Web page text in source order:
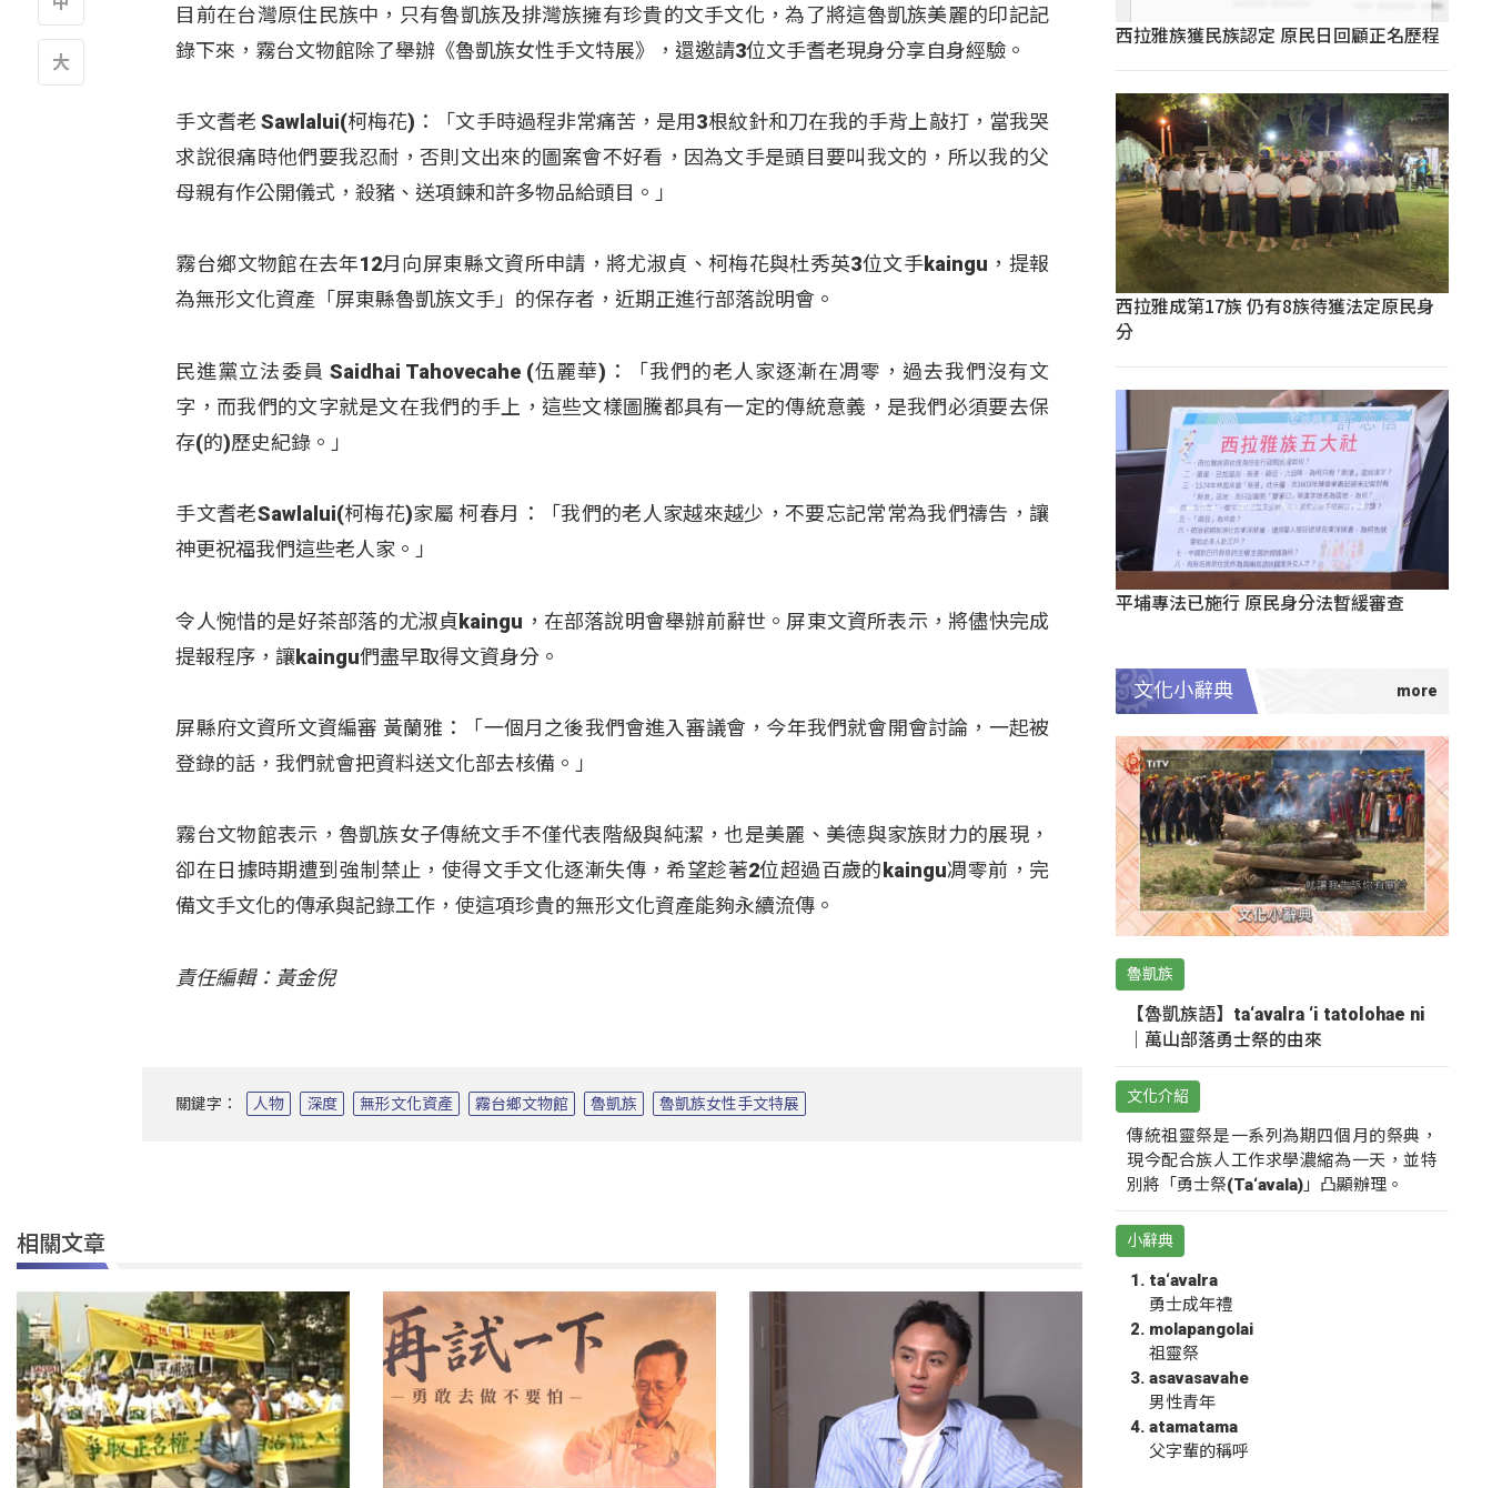
目前在台灣原住民族中，只有魯凱族及排灣族擁有珍貴的文手文化，為了將這魯凱族美麗的印記記
錄下來，霧台文物館除了舉辦《魯凱族女性手文特展》，還邀請3位文手耆老現身分享自身經驗。
手文耆老 Sawlalui(柯梅花)：「文手時過程非常痛苦，是用3根紋針和刀在我的手背上敲打，當我哭
求說很痛時他們要我忍耐，否則文出來的圖案會不好看，因為文手是頭目要叫我文的，所以我的父
母親有作公開儀式，殺豬、送項鍊和許多物品給頭目。」
霧台鄉文物館在去年12月向屏東縣文資所申請，將尤淑貞、柯梅花與杜秀英3位文手kaingu，提報
為無形文化資產「屏東縣魯凱族文手」的保存者，近期正進行部落說明會。
民進黨立法委員 Saidhai Tahovecahe (伍麗華)：「我們的老人家逐漸在凋零，過去我們沒有文
字，而我們的文字就是文在我們的手上，這些文樣圖騰都具有一定的傳統意義，是我們必須要去保
存(的)歷史紀錄。」
手文耆老Sawlalui(柯梅花)家屬 柯春月：「我們的老人家越來越少，不要忘記常常為我們禱告，讓
神更祝福我們這些老人家。」
令人惋惜的是好茶部落的尤淑貞kaingu，在部落說明會舉辦前辭世。屏東文資所表示，將儘快完成
提報程序，讓kaingu們盡早取得文資身分。
屏縣府文資所文資編審 黃蘭雅：「一個月之後我們會進入審議會，今年我們就會開會討論，一起被
登錄的話，我們就會把資料送文化部去核備。」
霧台文物館表示，魯凱族女子傳統文手不僅代表階級與純潔，也是美麗、美德與家族財力的展現，
卻在日據時期遭到強制禁止，使得文手文化逐漸失傳，希望趁著2位超過百歲的kaingu凋零前，完
備文手文化的傳承與記錄工作，使這項珍貴的無形文化資產能夠永續流傳。
責任編輯：黃金倪
關鍵字： 人物 深度 無形文化資產 霧台鄉文物館 魯凱族 魯凱族女性手文特展
相關文章
西拉雅族獲民族認定 原民日回顧正名歷程
西拉雅成第17族 仍有8族待獲法定原民身
分
平埔專法已施行 原民身分法暫緩審查
文化小辭典
魯凱族
【魯凱族語】ta‘avalra ‘i tatolohae ni
｜萬山部落勇士祭的由來
文化介紹
傳統祖靈祭是一系列為期四個月的祭典，
現今配合族人工作求學濃縮為一天，並特
別將「勇士祭(Ta‘avala)」凸顯辦理。
小辭典
ta‘avalra
勇士成年禮
molapangolai
祖靈祭
asavasavahe
男性青年
atamatama
父字輩的稱呼